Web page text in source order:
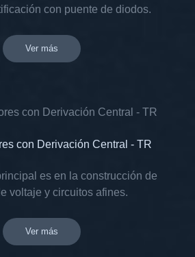
con puente de diodos.
Ver más
con Derivación Central - TR
es en la construcción de
voltaje y circuitos afines.
Ver más